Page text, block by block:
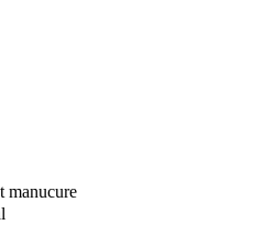
manucure